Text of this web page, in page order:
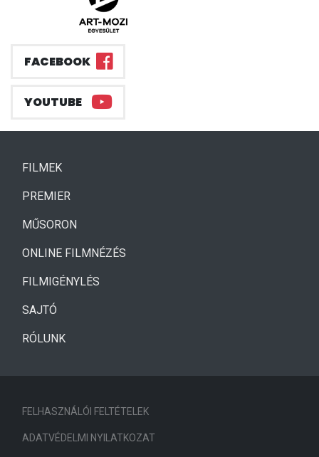
FACEBOOK
YOUTUBE
FILMEK(CURRENT)
PREMIER
MŰSORON
ONLINE FILMNÉZÉS
FILMIGÉNYLÉS
SAJTÓ
RÓLUNK
FELHASZNÁLÓI FELTÉTELEK
ADATVÉDELMI NYILATKOZAT